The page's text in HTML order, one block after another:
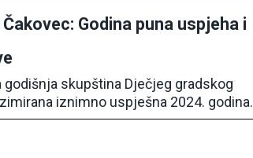
Godina puna uspjeha i
godišnja skupština Dječjeg gradskog
iznimno uspješna 2024. godina.